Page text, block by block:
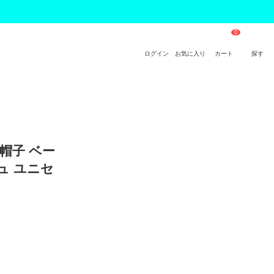
ログイン お気に入り カート 探す
子 ベー
ユニセ